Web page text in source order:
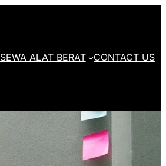
SEWA ALAT BERAT CONTACT US